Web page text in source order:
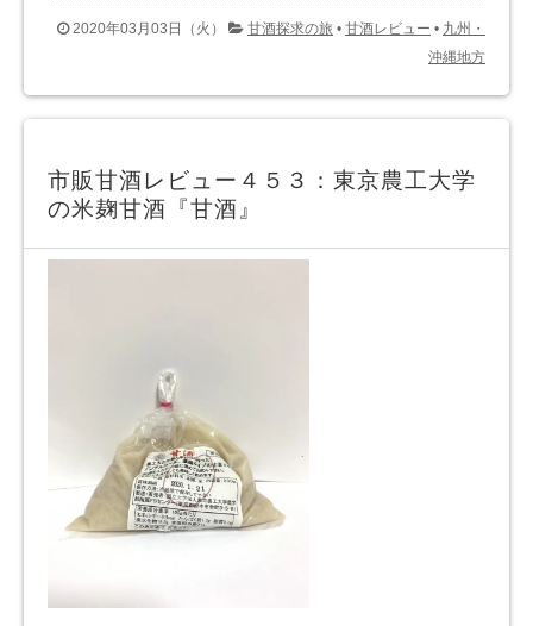
2020年03月03日（火） 甘酒探求の旅 • 甘酒レビュー • 九州・
沖縄地方
市販甘酒レビュー４５３：東京農工大学
の米麹甘酒『甘酒』